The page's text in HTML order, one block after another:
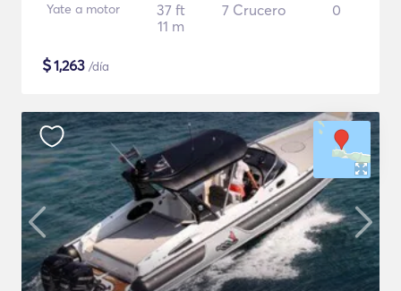
Yate a motor
37 ft
11 m
7 Crucero 0
$1,263 /día